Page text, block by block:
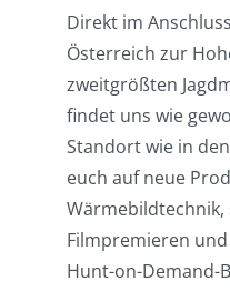
Direkt im
Österreich zur
zweitgrößten
findet uns wie
Standort wie in
euch auf neue
Wärmebildtechnik,
Filmpremieren
Hunt-on-Demand-